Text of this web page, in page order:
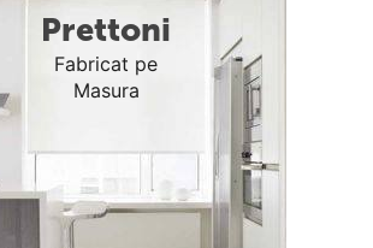
Prettoni
Fabricat pe
Masura